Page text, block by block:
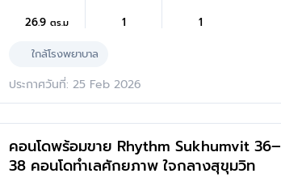
26.9ตร.ม 1 1
ใกล้โรงพยาบาล
ประกาศวันที่: 25 Feb 2026
คอนโดพร้อมขาย Rhythm Sukhumvit 36–
38 คอนโดทำเลศักยภาพ ใจกลางสุขุมวิท